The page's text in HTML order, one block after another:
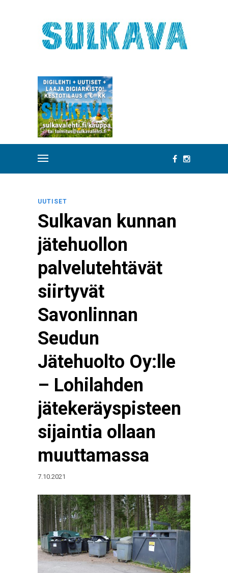
UUTISET
Sulkavan kunnan
jätehuollon
palvelutehtävät
siirtyvät
Savonlinnan
Seudun
Jätehuolto Oy:lle
– Lohilahden
jätekeräyspisteen
sijaintia ollaan
muuttamassa
7.10.2021